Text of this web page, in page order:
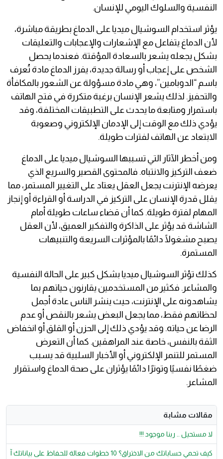
النفسية والسلوك اليومي للإنسان.
يؤثر استخدام السوشيال ميديا على الدماغ بطريقة مباشرة،
لأن الدماغ يتفاعل مع الإشعارات والإعجابات والتعليقات
بشكل يجعله يشعر بالسعادة المؤقتة. فعندما يحصل
الشخص على إعجاب أو رسالة جديدة، يفرز الدماغ مادة تُعرف
باسم “الدوبامين”، وهي مادة مسؤولة عن الشعور بالمكافأة
والتحفيز. لذلك يشعر الإنسان برغبة متكررة في فتح الهاتف
باستمرار ومتابعة ما يحدث على التطبيقات المختلفة، وقد
يؤدي ذلك مع الوقت إلى الإدمان الإلكتروني وصعوبة
الابتعاد عن الهاتف لفترات طويلة.
ومن أخطر الآثار التي تسببها السوشيال ميديا على الدماغ
ضعف التركيز والانتباه. فالمحتوى القصير والسريع الذي
يعرضه الإنترنت يجعل العقل يعتاد على التغيير المستمر، مما
يقلل قدرة الإنسان على التركيز في الدراسة أو القراءة أو إنجاز
المهام لفترة طويلة. كما أن قضاء ساعات طويلة أمام
الشاشة قد يؤثر على الذاكرة والتفكير العميق، لأن العقل
يصبح مشغولًا دائمًا بالمؤثرات السريعة والتنبيهات
المستمرة.
كذلك تؤثر السوشيال ميديا بشكل كبير على الحالة النفسية
والمشاعر. فكثير من المستخدمين يقارنون حياتهم بما
يشاهدونه على الإنترنت، حيث ينشر الناس عادة أجمل
لحظاتهم فقط، مما يجعل البعض يشعر بالنقص أو عدم
الرضا عن حياته. وقد يؤدي ذلك إلى الحزن أو القلق أو انخفاض
الثقة بالنفس، خاصة عند المراهقين. كما أن التعرض
المستمر للتنمر الإلكتروني أو الأخبار السلبية قد يسبب
ضغطًا نفسيًا وتوترًا دائمًا يؤثران على صحة الدماغ واستقرار
المشاعر.
مقالات مشابة
لا مستحيل .. ربنا موجود !!!
كيف تحمي حساباتك من الاختراق؟ 10 خطوات فعالة للحفاظ على بياناتك آ